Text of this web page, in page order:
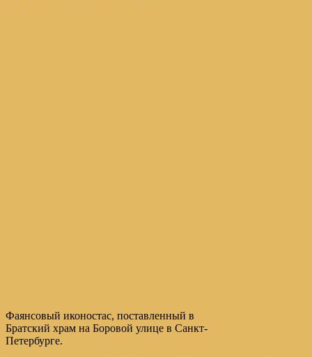
Фаянсовый иконостас, поставленный в
Братский храм на Боровой улице в Санкт-
Петербурге.